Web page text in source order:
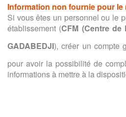
Information non fournie pour le
Si vous êtes un personnel ou le
établissement (CFM (Centre de
GADABEDJI), créer un compte
pour avoir la possibilité de
informations à mettre à la